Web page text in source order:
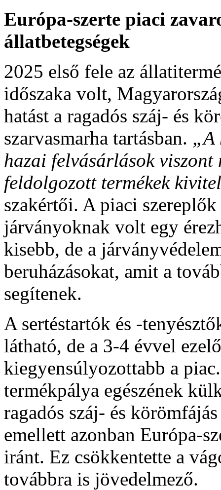
Európa-szerte piaci
állatbetegségek
2025 első fele az
időszaka volt,
hatást a ragadós száj- és
szarvasmarha tartásban. „A
hazai felvásárlások
feldolgozott termékek
szakértői. A piaci
járványoknak volt egy
kisebb, de a
beruházásokat, amit a
segítenek.
A sertéstartók és -
látható, de a 3-4 évvel
kiegyensúlyozottabb a
termékpálya egészének
ragadós száj- és
emellett azonban Európa-
iránt. Ez csökkentette a
továbbra is jövedelmező.